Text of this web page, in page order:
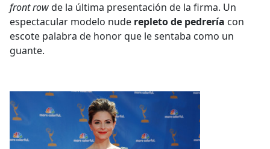
front rowde la última presentación de la firma. Un
espectacular modelo nude repleto de pedrería con
escote palabra de honor que le sentaba como un
guante.